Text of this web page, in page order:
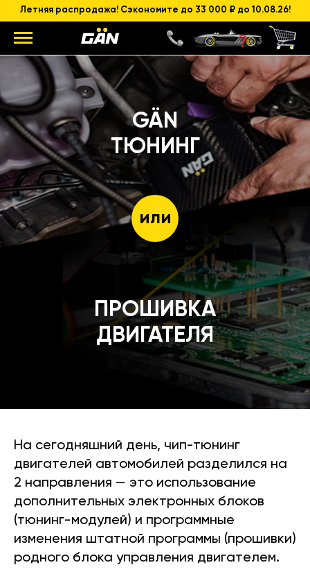
Летняя распродажа! Сэкономите до 33 000 ₽ до 10.08.26!
GÄN
ТЮНИНГ
или
ПРОШИВКА
ДВИГАТЕЛЯ
На сегодняшний день, чип-тюнинг
двигателей автомобилей разделился на
2 направления — это использование
дополнительных электронных блоков
(тюнинг-модулей) и программные
изменения штатной программы (прошивки)
родного блока управления двигателем.